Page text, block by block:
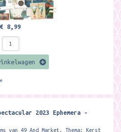
€ 8,99
2023 Ephemera -
van 49 And Market. Thema: Kerst